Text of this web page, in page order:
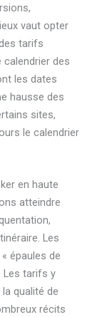
vaut opter
tarifs
calendrier des
les dates
hausse des
sites,
le calendrier
en haute
atteindre
Les
épaules de
Les tarifs y
qualité de
récits